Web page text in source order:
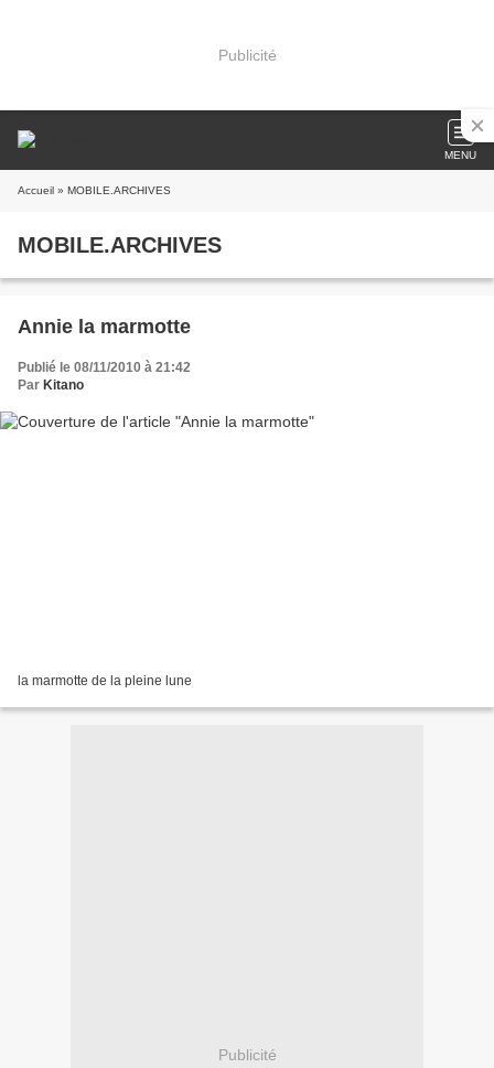
Publicité
MENU
Accueil » MOBILE.ARCHIVES
MOBILE.ARCHIVES
Annie la marmotte
Publié le 08/11/2010 à 21:42
Par Kitano
la marmotte de la pleine lune
Publicité